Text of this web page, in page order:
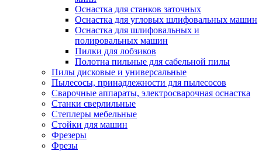
Оснастка для станков заточных
Оснастка для угловых шлифовальных машин
Оснастка для шлифовальных и
полировальных машин
Пилки для лобзиков
Полотна пильные для сабельной пилы
Пилы дисковые и универсальные
Пылесосы, принадлежности для пылесосов
Сварочные аппараты, электросварочная оснастка
Станки сверлильные
Степлеры мебельные
Стойки для машин
Фрезеры
Фрезы